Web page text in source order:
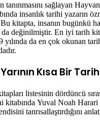
sağlayan
insanlık tarihi yazarın
Bu kitapta, insanın bugünkü
değinilmiştir. En iyi tarih
yılında da en çok okunan
Kısa Bir
listesinin dördüncü
kitabında Yuval Noah Harari
tanrısallaştırdığını